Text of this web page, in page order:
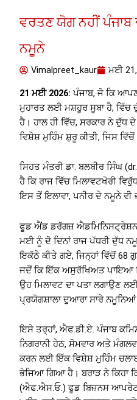
ਵਰਤਣ ਯੋਗ ਨਹੀਂ ਪੰਜਾਬ
ਨਮੂਨੇ
Vimalpreet_kaur ਮਈ
21 ਮਈ 2026: ਪੰਜਾਬ, ਜੋ ਕਿ
ਮੁਹਾਰਤ ਲਈ ਮਸ਼ਹੂਰ ਸੂਬਾ ਹੈ, ਵਿੱਚ
ਹੈ। ਹਾਲ ਹੀ ਵਿੱਚ, ਸਰਕਾਰ ਨੇ
ਵਿਸ਼ੇਸ਼ ਮੁਹਿੰਮ ਸ਼ੁਰੂ ਕੀਤੀ, ਜਿਸ
ਸਿਹਤ ਮੰਤਰੀ ਡਾ. ਬਲਬੀਰ ਸਿੰਘ
ਹੈ ਕਿ ਰਾਜ ਵਿੱਚ ਮਿਲਾਵਟਖੋਰੀ
ਇਸ ਤੋਂ ਇਲਾਵਾ, ਪਨੀਰ ਦੇ ਨਮੂਨੇ
ਫੂਡ ਐਂਡ ਡਰੱਗਜ਼
ਮਈ ਨੂੰ ਦੋ ਦਿਨਾਂ ਰਾਜ ਪੱਧਰੀ ਦੁੱਧ
ਇਕੱਠੇ ਕੀਤੇ ਗਏ, ਜਿਨ੍ਹਾਂ ਵਿੱਚੋਂ 68
ਜਦੋਂ ਕਿ ਇੱਕ ਅਸੁਰੱਖਿਅਤ ਪਾਇਆ
ਉਹ ਮਿਲਾਵਟ ਦਾ ਪਤਾ ਲਗਾਉਣ
ਪ੍ਰਯੋਗਸ਼ਾਲਾ ਦੁਆਰਾ ਸਾਰੇ ਨਮੂਨਿਆਂ
ਇਸੇ ਤਰ੍ਹਾਂ, ਐਫ.ਡੀ.ਏ. ਪੰਜਾਬ
ਨਿਗਰਾਨੀ ਹੇਠ, ਸੋਮਵਾਰ ਅਤੇ
ਕਰਨ ਲਈ ਇੱਕ ਵਿਸ਼ੇਸ਼ ਮੁਹਿੰਮ
ਭੇਜਿਆ ਗਿਆ ਹੈ। ਬਰਾੜ ਨੇ ਕਿਹਾ
(ਐਫ.ਐਸ.ਓ.) ਫੂਡ ਬਿਜ਼ਨਸ